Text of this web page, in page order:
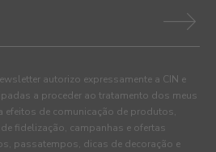
autorizo expressamente a CIN e
a proceder ao tratamento dos meus
de comunicação de produtos,
fidelização, campanhas e ofertas
passatempos, dicas de decoração e